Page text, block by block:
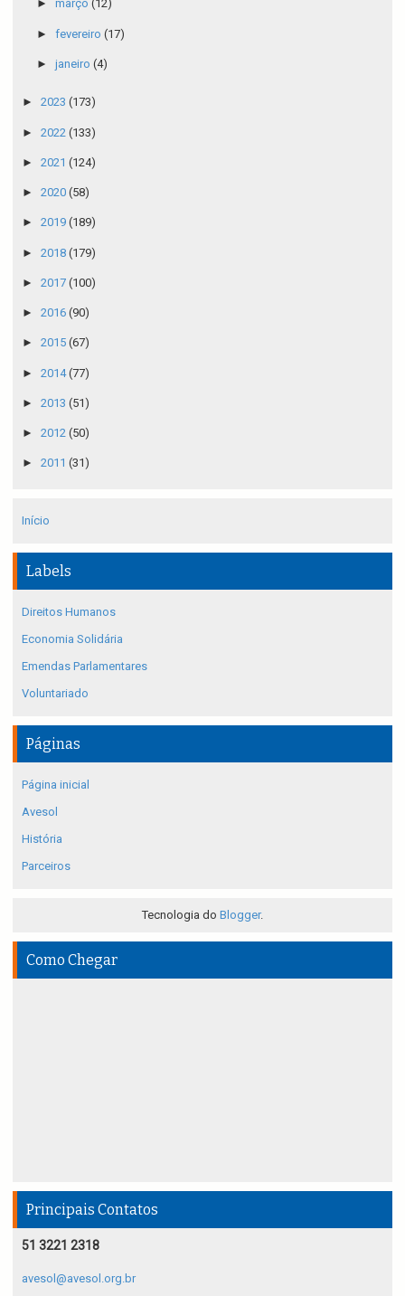
► março (12)
► fevereiro (17)
► janeiro (4)
► 2023 (173)
► 2022 (133)
► 2021 (124)
► 2020 (58)
► 2019 (189)
► 2018 (179)
► 2017 (100)
► 2016 (90)
► 2015 (67)
► 2014(77)
► 2013 (51)
► 2012 (50)
► 2011 (31)
Início
Labels
Direitos Humanos
Economia Solidária
Emendas Parlamentares
Voluntariado
Páginas
Página inicial
Avesol
História
Parceiros
Tecnologia do Blogger.
Como Chegar
Principais Contatos
51 3221 2318
avesol@avesol.org.br